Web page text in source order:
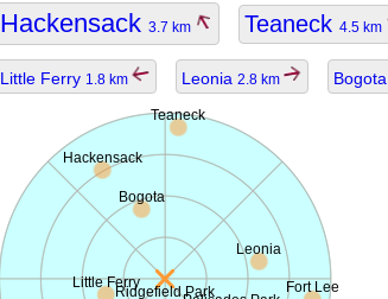
Hackensack 3.7 km Teaneck 4.5 km
Little Ferry 1.8 km Leonia 2.8 km Bogota
Ridgefield Park
Hackensack
Teaneck
Fort Lee
Little Ferry
Leonia
Bogota